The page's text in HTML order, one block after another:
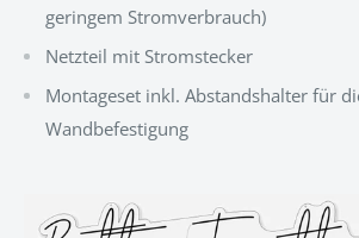
geringem Stromverbrauch)
Netzteil mit Stromstecker
Montageset inkl. Abstandshalter für
Wandbefestigung